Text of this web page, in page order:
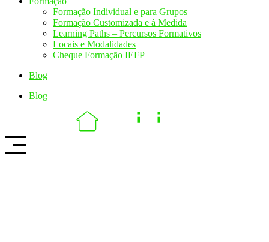
Formação Individual e para Grupos
Formação Customizada e à Medida
Learning Paths – Percursos Formativos
Locais e Modalidades
Cheque Formação IEFP
Blog
Blog